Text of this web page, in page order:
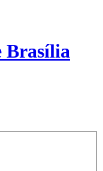
Brasília